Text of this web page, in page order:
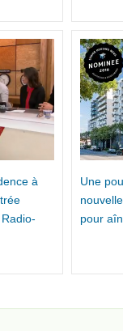
à
Une
pour